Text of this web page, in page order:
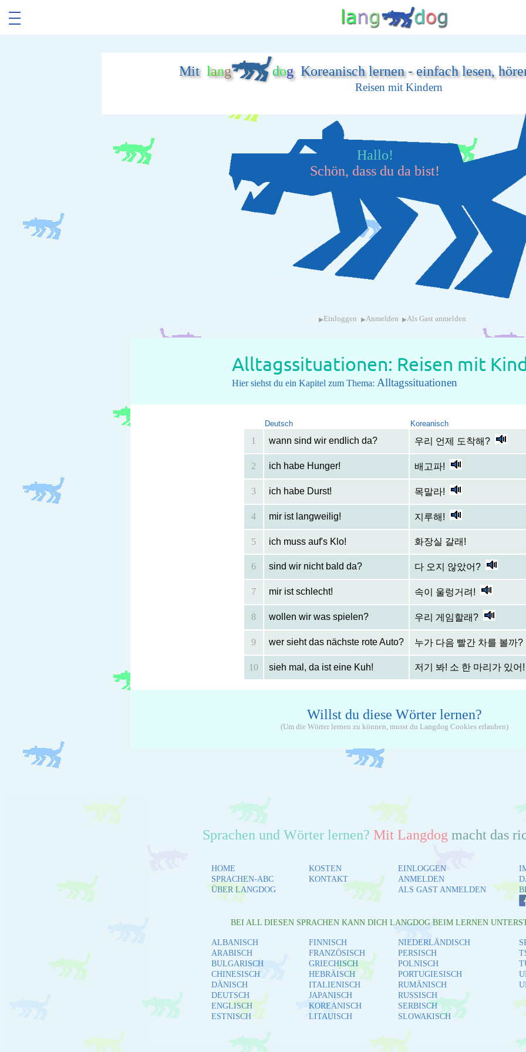
Mitlang dogKoreanisch lernen - einfach lesen,
Reisen mit Kindern
Hallo!
Schön, dass du da bist!
▸ Einloggen ▸Anmelden ▸Als Gast anmelden
Alltagssituationen: Reisen mit
Hier siehst du ein Kapitel zum Thema:Alltagssituationen
Deutsch Koreanisch
1 wann sind wir endlich da? 우리 언제 도착해?
2 ich habe Hunger! 배고파!
3 ich habe Durst! 목말라!
4 mir ist langweilig! 지루해!
5 ich muss auf's Klo! 화장실 갈래!
6 sind wir nicht bald da? 다 오지 않았어?
7 mir ist schlecht! 속이 울렁거려!
8 wollen wir was spielen? 우리 게임할래?
9 wer sieht das nächste rote Auto? 누가 다음 빨간 차를 볼까?
10 sieh mal, da ist eine Kuh! 저기 봐! 소 한 마리가 있어!
Willst du diese Wörter lernen?
(Um die Wörter lernen zu können, musst du Langdog Cookies erlauben)
Sprachen und Wörter lernen? Mit Langdog macht das
HOME
SPRACHEN-ABC
ÜBER LANGDOG
KOSTEN
KONTAKT
EINLOGGEN
ANMELDEN
ALS GAST ANMELDEN
BEI ALL DIESEN SPRACHEN KANN DICH LANGDOG BEIM LERNEN
ALBANISCH
ARABISCH
BULGARISCH
CHINESISCH
DÄNISCH
DEUTSCH
ENGLISCH
ESTNISCH
FINNISCH
FRANZÖSISCH
GRIECHISCH
HEBRÄISCH
ITALIENISCH
JAPANISCH
KOREANISCH
LITAUISCH
NIEDERLÄNDISCH
PERSISCH
POLNISCH
PORTUGIESISCH
RUMÄNISCH
RUSSISCH
SERBISCH
SLOWAKISCH